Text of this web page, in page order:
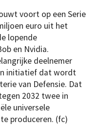
voort op een Serie
euro uit het
lopende
en Nvidia.
deelnemer
initiatief dat wordt
van Defensie. Dat
2032 twee in
universele
produceren. (fc)